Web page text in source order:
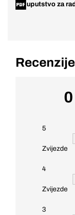
uputstvo za rad
Recenzije
0
5
Zvijezde
4
Zvijezde
3